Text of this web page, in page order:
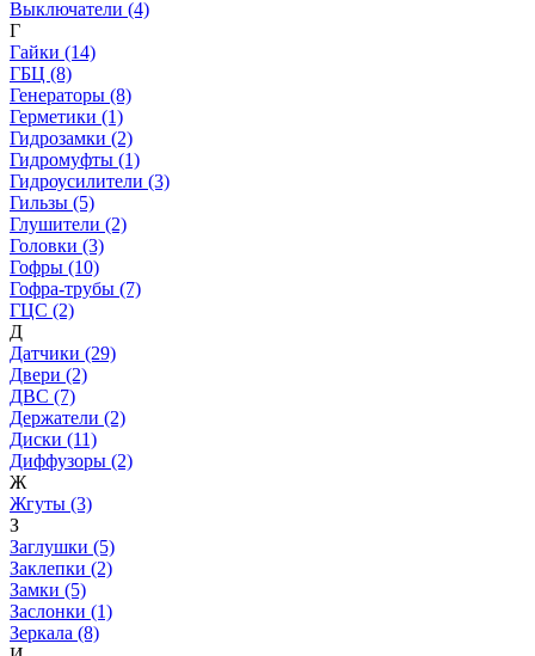
Выключатели (4)
Г
Гайки (14)
ГБЦ (8)
Генераторы (8)
Герметики (1)
Гидрозамки (2)
Гидромуфты (1)
Гидроусилители (3)
Гильзы (5)
Глушители (2)
Головки (3)
Гофры (10)
Гофра-трубы (7)
ГЦС (2)
Д
Датчики (29)
Двери (2)
ДВС (7)
Держатели (2)
Диски (11)
Диффузоры (2)
Ж
Жгуты (3)
З
Заглушки (5)
Заклепки (2)
Замки (5)
Заслонки (1)
Зеркала (8)